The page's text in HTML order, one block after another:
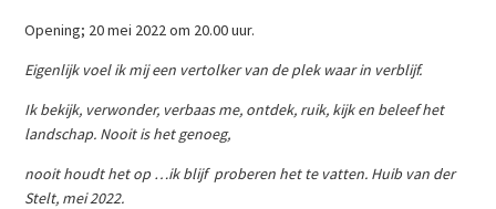
Opening; 20 mei 2022 om 20.00 uur.
Eigenlijk voel ik mij een vertolker van de plek waar in verblijf.
Ik bekijk, verwonder, verbaas me, ontdek, ruik, kijk en beleef het
landschap. Nooit is het genoeg,
nooit houdt het op …ik blijf proberen het te vatten. Huib van der
Stelt, mei 2022.